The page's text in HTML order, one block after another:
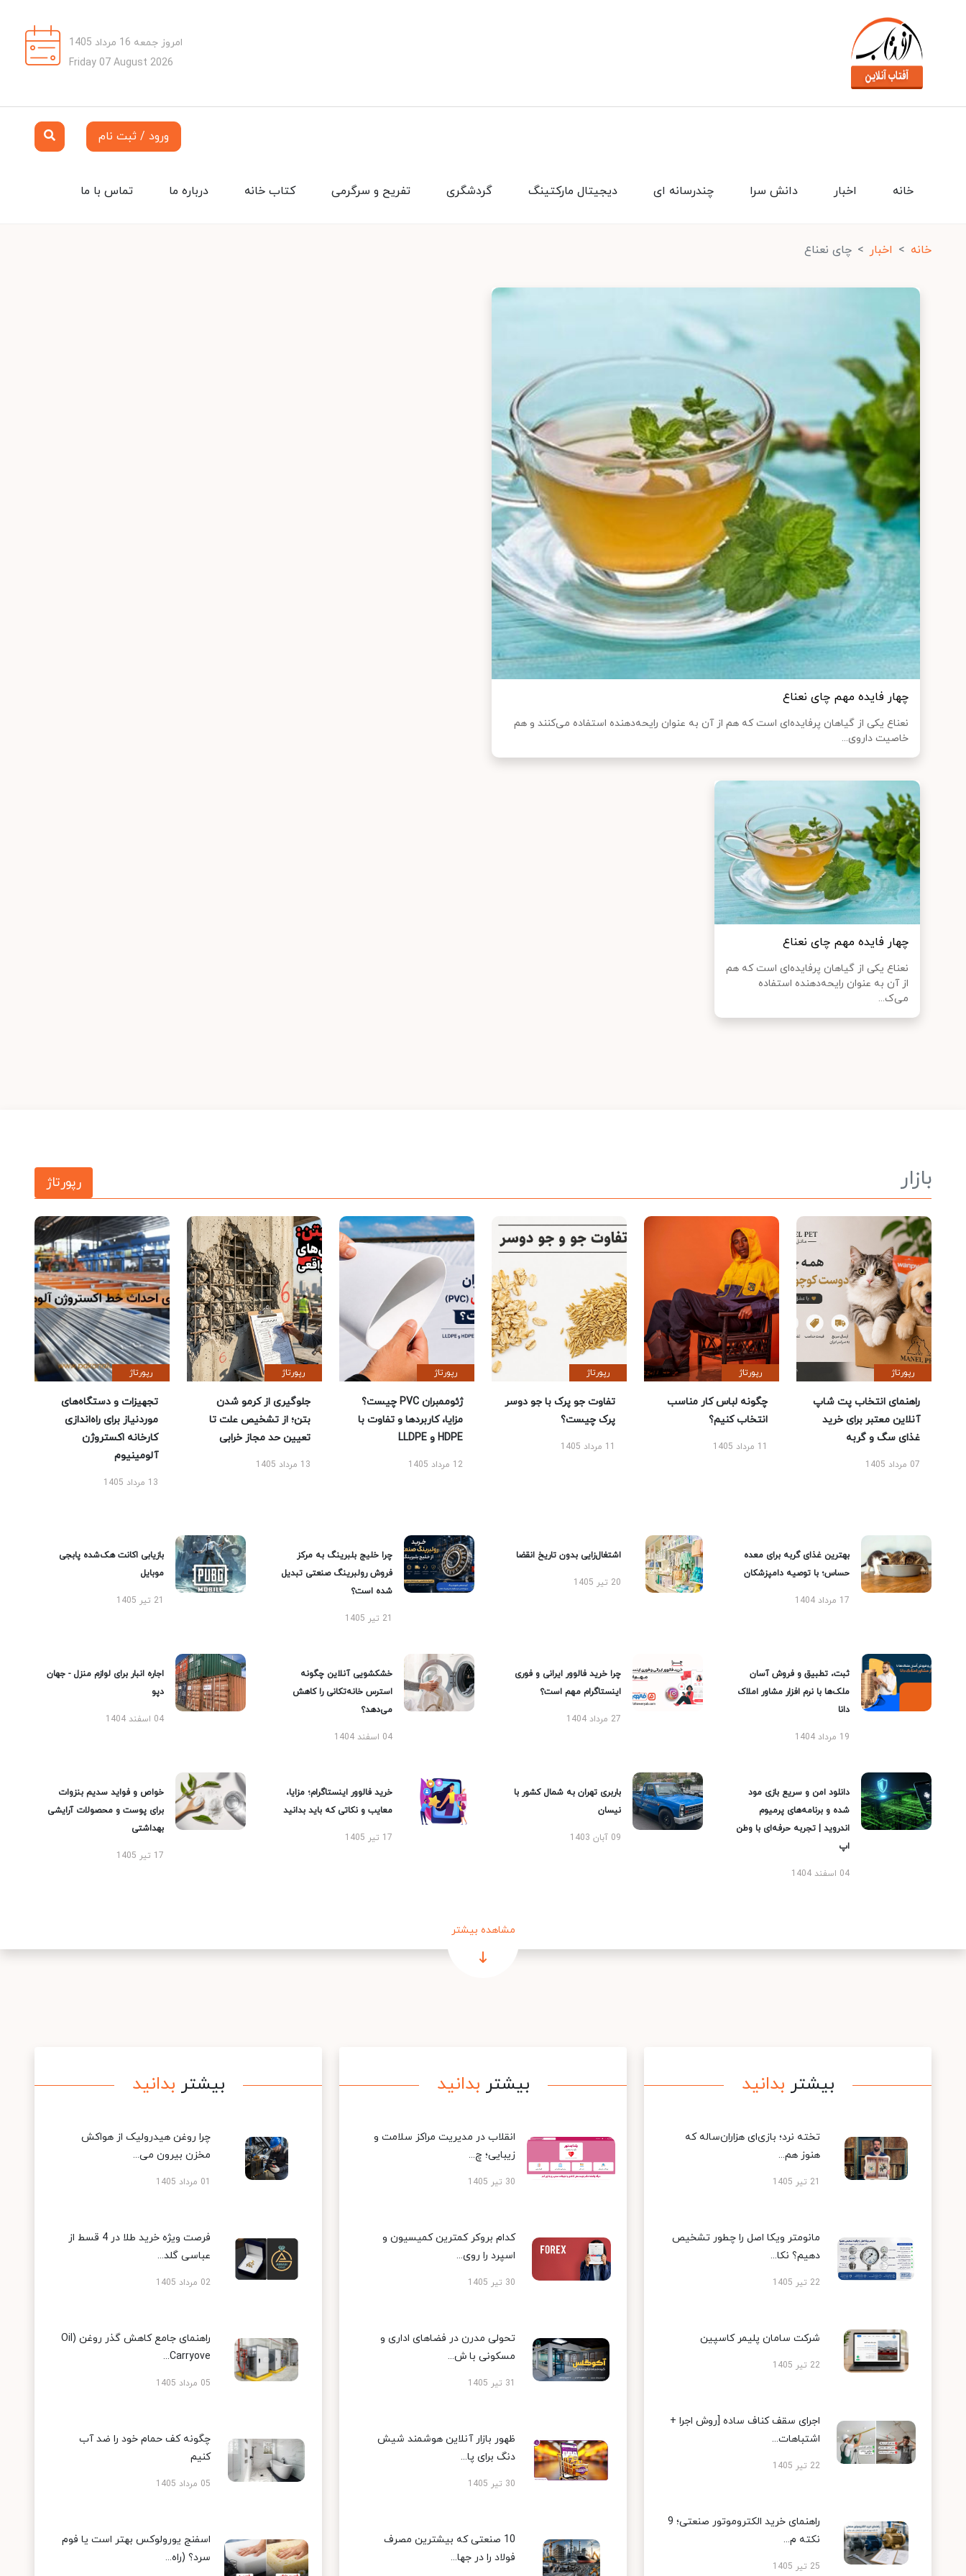
امروز جمعه 16 مرداد 1405
Friday 07 August 2026
ورود / ثبت نام
تماس با ما درباره ما کتاب خانه تفریح و سرگرمی گردشگری دیجیتال مارکتینگ چندرسانه ای دانش سرا اخبار خانه
خانه اخبار چای نعناع
چهار فایده مهم چای نعناع
نعناع یکی از گیاهان پرفایده‌ای است که هم از آن به عنوان رایحه‌دهنده استفاده می‌کنند و هم
خاصیت داروی...
چهار فایده مهم چای نعناع
نعناع یکی از گیاهان پرفایده‌ای است که هم
از آن به عنوان رایحه‌دهنده استفاده
می‌ک...
بازار رپورتاژ
رپورتاژ
راهنمای انتخاب پت شاپ
آنلاین معتبر برای خرید
غذای سگ و گربه
07 مرداد 1405
رپورتاژ
چگونه لباس کار مناسب
انتخاب کنیم؟
11 مرداد 1405
رپورتاژ
تفاوت جو پرک با جو دوسر
پرک چیست؟
11 مرداد 1405
رپورتاژ
ژئوممبران PVC چیست؟
مزایا، کاربردها و تفاوت با
HDPE و LLDPE
12 مرداد 1405
رپورتاژ
جلوگیری از کرمو شدن
بتن؛ از تشخیص علت تا
تعیین حد مجاز خرابی
13 مرداد 1405
رپورتاژ
تجهیزات و دستگاه‌های
موردنیاز برای راه‌اندازی
کارخانه اکستروژن
آلومینیوم
13 مرداد 1405
بهترین غذای گربه برای معده
حساس؛ با توصیه دامپزشکان
17 مرداد 1404
اشتغال‌زایی بدون تاریخ انقضا
20 تیر 1405
چرا خلیج بلبرینگ به مرکز
فروش رولبرینگ صنعتی تبدیل
شده است؟
21 تیر 1405
بازیابی اکانت هک‌شده پابجی
موبایل
21 تیر 1405
ثبت، تطبیق و فروش آسان
ملک‌ها با نرم افزار مشاور املاک
دانا
19 مرداد 1404
چرا خرید فالوور ایرانی و فوری
اینستاگرام مهم است؟
27 مرداد 1404
خشکشویی آنلاین چگونه
استرس خانه‌تکانی را کاهش
می‌دهد؟
04 اسفند 1404
اجاره انبار برای لوازم منزل - جهان
دپو
04 اسفند 1404
دانلود امن و سریع بازی مود
شده و برنامه‌های پرمیوم
اندروید | تجربه حرفه‌ای با وطن
اپ
04 اسفند 1404
باربری تهران به شمال کشور با
نیسان
09 آبان 1403
خرید فالوور اینستاگرام؛ مزایا،
معایب و نکاتی که باید بدانید
17 تیر 1405
خواص و فواید سدیم بنزوات
برای پوست و محصولات آرایشی
بهداشتی
17 تیر 1405
مشاهده بیشتر
بیشتر بدانید
تخته نرد؛ بازی‌ای هزاران‌ساله که
هنوز هم...
21 تیر 1405
مانومتر ویکا اصل را چطور تشخیص
دهیم؟ نکا...
22 تیر 1405
شرکت سامان پلیمر کاسپین
22 تیر 1405
اجرای سقف کناف ساده [روش اجرا +
اشتباهات...
22 تیر 1405
راهنمای خرید الکتروموتور صنعتی؛ 9
نکته م...
25 تیر 1405
بیشتر بدانید
انقلاب در مدیریت مراکز سلامت و
زیبایی؛ چ...
30 تیر 1405
کدام بروکر کمترین کمیسیون و
اسپرد را روی...
30 تیر 1405
تحولی مدرن در فضاهای اداری و
مسکونی با ش...
31 تیر 1405
ظهور بازار آنلاین هوشمند شیش
دنگ برای پا...
30 تیر 1405
10 صنعتی که بیشترین مصرف
فولاد را در جها...
بیشتر بدانید
چرا روغن هیدرولیک از هواکش
مخزن بیرون می...
01 مرداد 1405
فرصت ویژه خرید طلا در 4 قسط از
عباسی گلد...
02 مرداد 1405
راهنمای جامع کاهش گذر روغن (Oil
Carryove...
05 مرداد 1405
چگونه کف حمام خود را ضد آب
کنیم
05 مرداد 1405
اسفنج یورولوکس بهتر است یا فوم
سرد؟ (راه...